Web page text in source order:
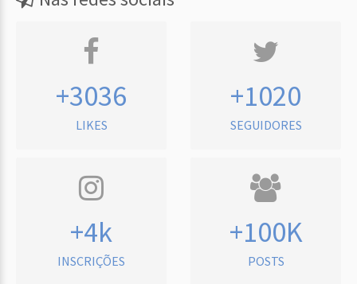
+3036
LIKES
+1020
SEGUIDORES
+4k
INSCRIÇÕES
+100K
POSTS